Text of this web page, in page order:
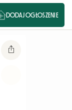
DODAJ OGŁOSZENIE